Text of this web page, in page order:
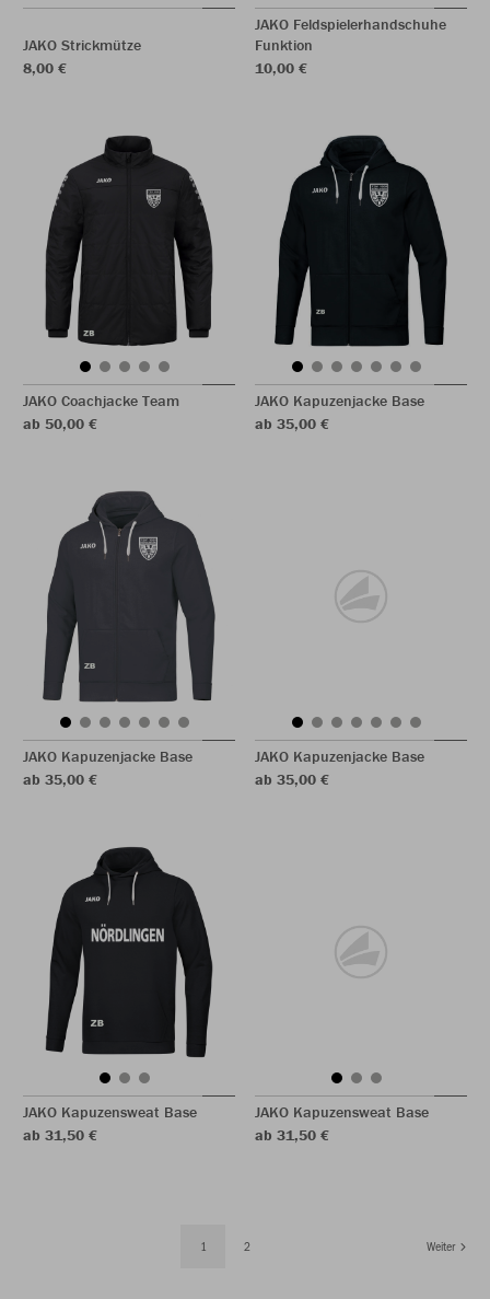
JAKO Strickmütze
8,00 €
JAKO Feldspielerhandschuhe
Funktion
10,00 €
JAKO Coachjacke Team
ab 50,00 €
JAKO Kapuzenjacke Base
ab 35,00 €
JAKO Kapuzenjacke Base
ab 35,00 €
JAKO Kapuzenjacke Base
ab 35,00 €
JAKO Kapuzensweat Base
ab 31,50 €
JAKO Kapuzensweat Base
ab 31,50 €
1 2 Weiter